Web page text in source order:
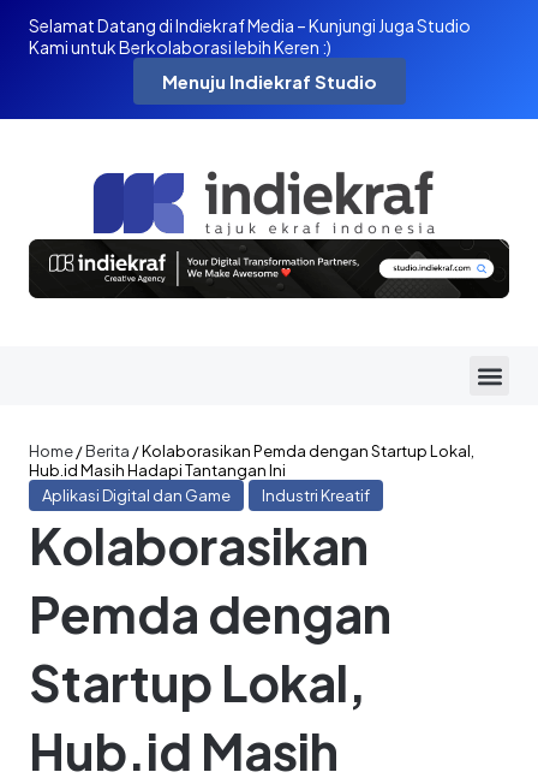
Selamat Datang di Indiekraf Media – Kunjungi Juga Studio
Kami untuk Berkolaborasi lebih Keren :)
Menuju Indiekraf Studio
Home/Berita /Kolaborasikan Pemda dengan Startup Lokal,
Hub.id Masih Hadapi Tantangan Ini
Aplikasi Digital dan Game
Industri Kreatif
Kolaborasikan
Pemda dengan
Startup Lokal,
Hub.id Masih